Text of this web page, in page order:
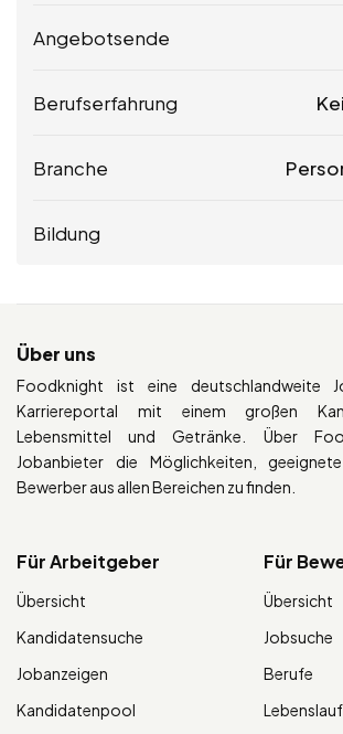
Angebotsende
Berufserfahrung
Branche
Bildung
Über uns
Foodknight ist eine deutschlandweite
Karriereportal mit einem großen
Lebensmittel und Getränke. Über
Jobanbieter die Möglichkeiten,
Bewerber aus allen Bereichen zu finden.
Für Arbeitgeber
Übersicht
Kandidatensuche
Jobanzeigen
Kandidatenpool
Für
Übersicht
Jobsuche
Berufe
Lebenslauf